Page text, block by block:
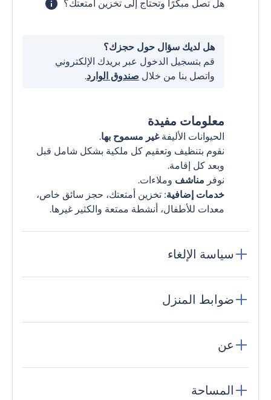
هل تصل مبكرًا وتحتاج إلى تخزين أمتعتك؟
هل لديك سؤال حول حجزك؟
قم بتسجيل الدخول عبر بريدك الإلكتروني
واتصل بنا من خلال صندوق الوارد.
معلومات مفيدة
الحيوانات الأليفةغير مسموح بها.
نقوم بتنظيف وتعقيم كل ملكية بشكل شامل قبل
وبعد كل إقامة.
نوفر مناشف وملاءات.
خدمات إضافية: تخزين أمتعتك، حجز سائق خاص،
معدات للأطفال، أنشطة ممتعة والكثير غيرها.
سياسة الإلغاء
ضوابط المنزل
عن
المساحة